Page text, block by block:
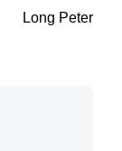
Long Peter